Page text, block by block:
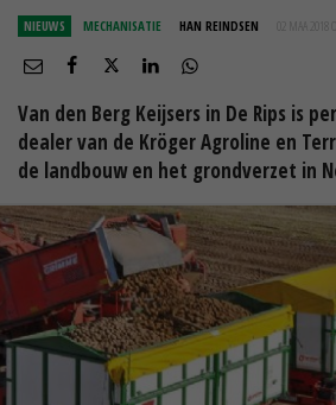
NIEUWS MECHANISATIE HAN REINDSEN 02 MAA 2018
Van den Berg Keijsers in De Rips is
dealer van de Kröger Agroline en
de landbouw en het grondverzet in